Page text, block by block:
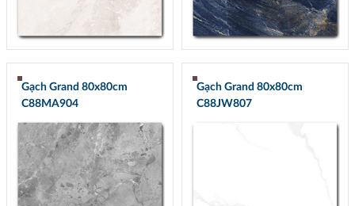
Gạch Grand 80x80cm
C88MA904
Gạch Grand 80x80cm
C88JW807